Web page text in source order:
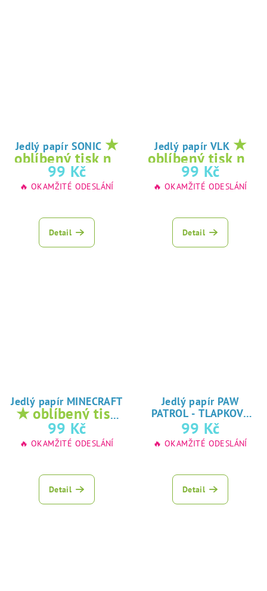
Jedlý papír SONIC ★
oblíbený tisk na
jedlý papír
99 Kč
🔥 OKAMŽITÉ ODESLÁNÍ
Detail
Jedlý papír VLK ★
oblíbený tisk na
jedlý papír
99 Kč
🔥 OKAMŽITÉ ODESLÁNÍ
Detail
Jedlý papír MINECRAFT
★ oblíbený tisk
na jedlý papír
99 Kč
🔥 OKAMŽITÉ ODESLÁNÍ
Detail
Jedlý papír PAW
PATROL - TLAPKOVÁ
PATROLA★
oblíbený tisk na
jedlý papír
99 Kč
🔥 OKAMŽITÉ ODESLÁNÍ
Detail